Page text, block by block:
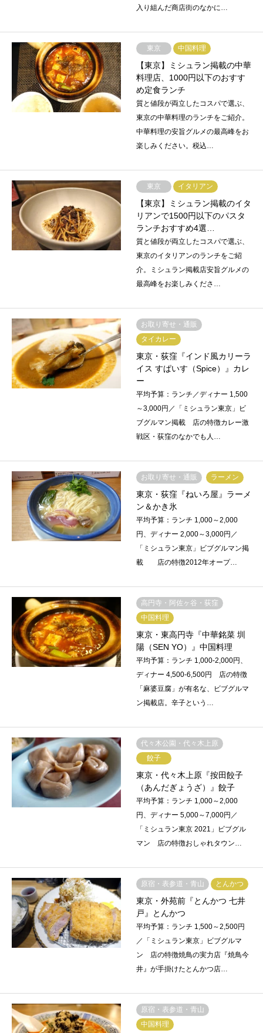
入り組んだ商店街のなかに…
東京 中国料理
【東京】ミシュラン掲載の中華
料理店、1000円以下のおすす
め定食ランチ
質と値段が両立したコスパで選ぶ、
東京の中華料理のランチをご紹介。
中華料理の安旨グルメの最高峰をお
楽しみください。税込…
東京 イタリアン
【東京】ミシュラン掲載のイタ
リアンで1500円以下のパスタ
ランチおすすめ4選…
質と値段が両立したコスパで選ぶ、
東京のイタリアンのランチをご紹
介。ミシュラン掲載店安旨グルメの
最高峰をお楽しみくださ…
お取り寄せ・通販
タイカレー
東京・荻窪『インド風カリーラ
イス すぱいす（Spice）』カレ
ー
平均予算：ランチ／ディナー 1,500
～3,000円／「ミシュラン東京」ビ
ブグルマン掲載 店の特徴カレー激
戦区・荻窪のなかでも人…
お取り寄せ・通販 ラーメン
東京・荻窪『ねいろ屋』ラーメ
ン＆かき氷
平均予算：ランチ 1,000～2,000
円、ディナー 2,000～3,000円／
「ミシュラン東京」ビブグルマン掲
載 店の特徴2012年オープ…
高円寺・阿佐ヶ谷・荻窪
中国料理
東京・東高円寺『中華銘菜 圳
陽（SEN YO）』中国料理
平均予算：ランチ 1,000-2,000円、
ディナー 4,500-6,500円 店の特徴
「麻婆豆腐」が有名な、ビブグルマ
ン掲載店。辛子という…
代々木公園・代々木上原
餃子
東京・代々木上原『按田餃子
（あんだぎょうざ）』餃子
平均予算：ランチ 1,000～2,000
円、ディナー 5,000～7,000円／
「ミシュラン東京 2021」ビブグル
マン 店の特徴おしゃれタウン…
原宿・表参道・青山 とんかつ
東京・外苑前『とんかつ 七井
戸』とんかつ
平均予算：ランチ 1,500～2,500円
／「ミシュラン東京」ビブグルマ
ン 店の特徴焼鳥の実力店『焼鳥今
井』が手掛けたとんかつ店…
原宿・表参道・青山
中国料理